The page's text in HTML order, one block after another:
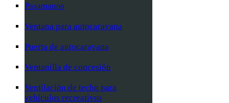
Pasamanos
Ventana para autocaravana
Puerta de autocaravana
Ventanilla de concesión
Ventilación de techo para
vehículos recreativos